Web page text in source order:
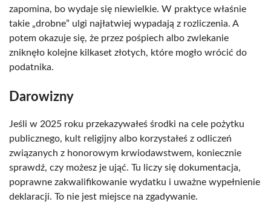
zapomina, bo wydaje się niewielkie. W praktyce właśnie
takie „drobne” ulgi najłatwiej wypadają z rozliczenia. A
potem okazuje się, że przez pośpiech albo zwlekanie
zniknęło kolejne kilkaset złotych, które mogło wrócić do
podatnika.
Darowizny
Jeśli w 2025 roku przekazywałeś środki na cele pożytku
publicznego, kult religijny albo korzystałeś z odliczeń
związanych z honorowym krwiodawstwem, koniecznie
sprawdź, czy możesz je ująć. Tu liczy się dokumentacja,
poprawne zakwalifikowanie wydatku i uważne wypełnienie
deklaracji. To nie jest miejsce na zgadywanie.